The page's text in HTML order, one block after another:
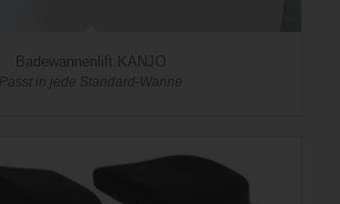
Badewannenlift KANJO
Passt in jede Standard-Wanne